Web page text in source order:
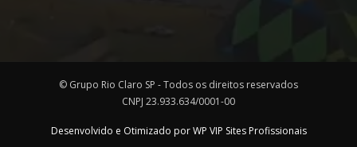
© Grupo Rio Claro SP - Todos os direitos reservados
CNPJ 23.933.634/0001-00
Desenvolvido e Otimizado por WP VIP Sites Profissionais